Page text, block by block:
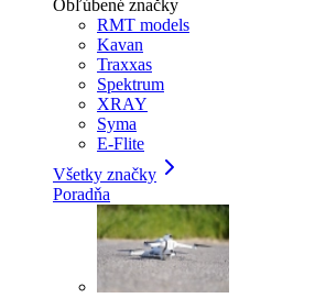
Obľúbené značky
RMT models
Kavan
Traxxas
Spektrum
XRAY
Syma
E-Flite
Všetky značky
Poradňa